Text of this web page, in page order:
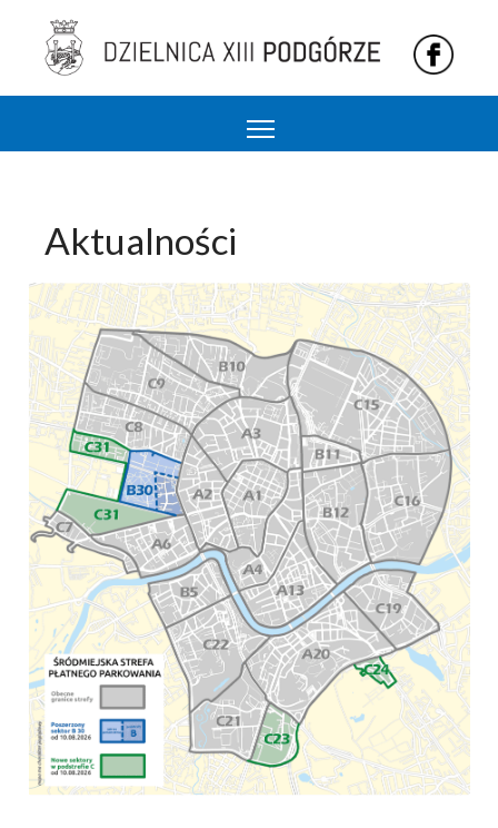
Podgórze 13 dzielnica Krakowa
Aktualności